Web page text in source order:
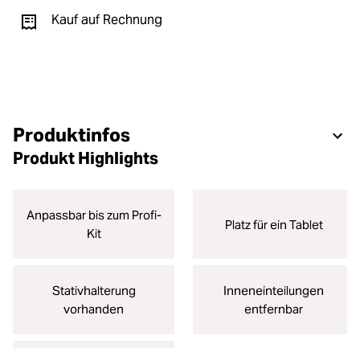
Kauf auf Rechnung
Produktinfos
Produkt Highlights
Anpassbar bis zum Profi-
Kit
Platz für ein Tablet
Stativhalterung
vorhanden
Inneneinteilungen
entfernbar